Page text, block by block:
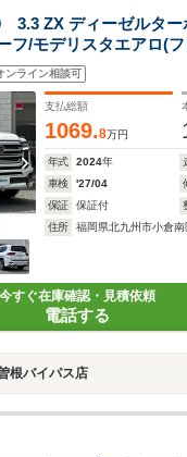
3.3 ZX ディーゼルタ
フ/モデリスタエアロ(
/純正12.3インチナビ/パ
フレール/黒色レザーシ
ンライン相談可
支払総額
1069.8万円
年式 2024年
車検
'27/04
保証
保証付
住所
福岡県北九州市小倉南
今すぐ在庫確認・見積依頼
電話する
根バイパス店